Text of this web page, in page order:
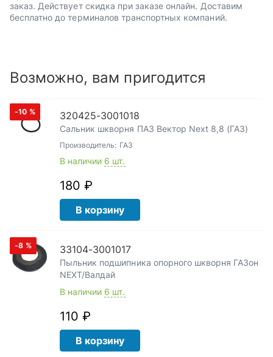
заказ. Действует скидка при заказе онлайн. Доставим
бесплатно до терминалов транспортных компаний.
Возможно, вам пригодится
-10 % 320425-3001018
Сальник шкворня ПАЗ Вектор Next 8,8 (ГАЗ)
Производитель: ГАЗ
В наличии 6 шт.
180 ₽
В корзину
-8 % 33104-3001017
Пыльник подшипника опорного шкворня ГАЗон
NEXT/Валдай
В наличии 6 шт.
110 ₽
В корзину